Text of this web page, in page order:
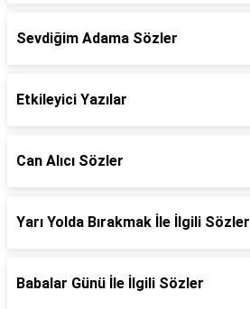
Sevdiğim Adama Sözler
Etkileyici Yazılar
Can Alıcı Sözler
Yarı Yolda Bırakmak İle İlgili Sözler
Babalar Günü İle İlgili Sözler